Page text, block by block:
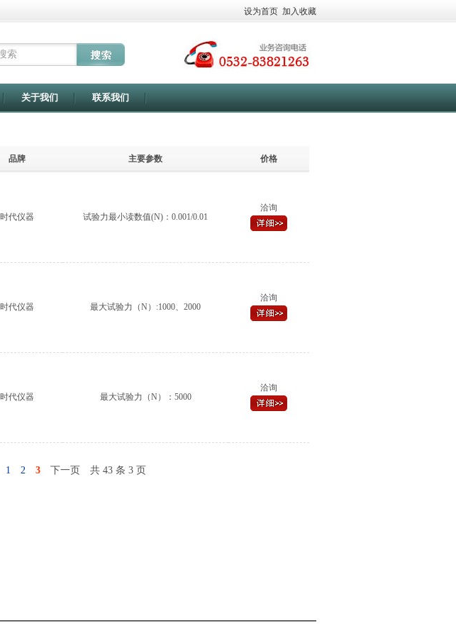
设为首页 加入收藏
关于我们 联系我们
品牌 主要参数 价格
时代仪器 试验力最小读数值(N)：0.001/0.01
洽询
时代仪器 最大试验力（N）:1000、2000
洽询
时代仪器 最大试验力（N）：5000
洽询
1 2 3 下一页 共 43 条 3 页